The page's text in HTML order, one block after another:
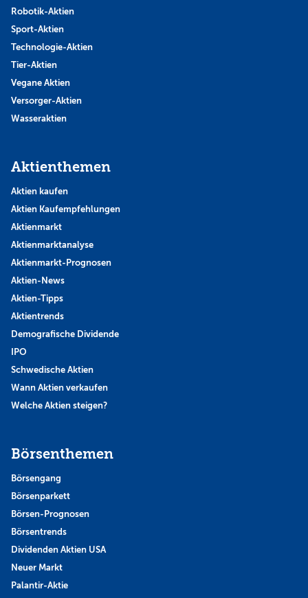
Robotik-Aktien
Sport-Aktien
Technologie-Aktien
Tier-Aktien
Vegane Aktien
Versorger-Aktien
Wasseraktien
Aktienthemen
Aktien kaufen
Aktien Kaufempfehlungen
Aktienmarkt
Aktienmarktanalyse
Aktienmarkt-Prognosen
Aktien-News
Aktien-Tipps
Aktientrends
Demografische Dividende
IPO
Schwedische Aktien
Wann Aktien verkaufen
Welche Aktien steigen?
Börsenthemen
Börsengang
Börsenparkett
Börsen-Prognosen
Börsentrends
Dividenden Aktien USA
Neuer Markt
Palantir-Aktie